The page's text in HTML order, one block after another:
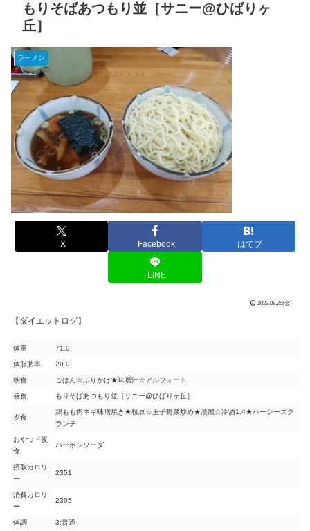
もりそばあつもり並［サニー@ひばりヶ
丘］
ラーメン
X Facebook はてブ
LINE
2022.08.26(金)
【ダイエットログ】
体重 71.0
体脂肪率 20.0
朝食 ごはん☆ふりかけ★味噌汁☆アルフォート
昼食 もりそばあつもり並［サニー@ひばりヶ丘］
夕食
鶏もも肉ネギ味噌焼き★枝豆☆玉子野菜炒め★淡麗☆冷酒1.4★ハーシーズク
ランチ
おやつ・夜
食
バーボンソーダ
摂取カロリ
ー
2351
消費カロリ
ー
2305
体調 3:普通